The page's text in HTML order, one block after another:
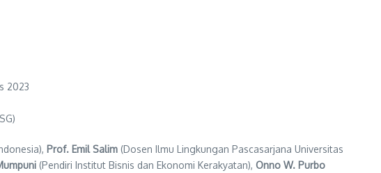
2023
Prof. Emil Salim (Dosen Ilmu Lingkungan Pascasarjana Universitas
(Pendiri Institut Bisnis dan Ekonomi Kerakyatan), Onno W. Purbo